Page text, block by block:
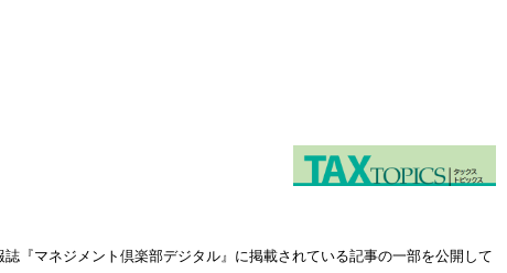
『マネジメント 倶楽部デジタル』に掲載されている記事の一部を公開して